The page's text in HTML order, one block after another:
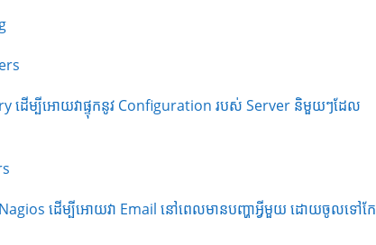
ដើម្បីអោយវាផ្ទុកនូវ Configuration របស់ Server និមួយៗដែល
ដើម្បីអោយវា Email នៅពេលមានបញ្ហាអ្វីមួយ ដោយចូលទៅកែ